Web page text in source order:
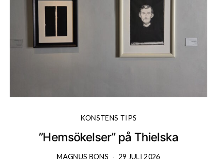
KONSTENS TIPS
”Hemsökelser” på Thielska
MAGNUS BONS 29 JULI 2026